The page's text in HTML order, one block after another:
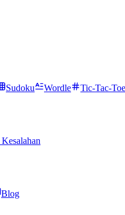
Sudoku Wordle Tic-Tac-Toe
Blog